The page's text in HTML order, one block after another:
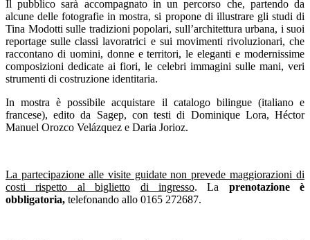
Il pubblico sarà accompagnato in un percorso che, partendo da
alcune delle fotografie in mostra, si propone di illustrare gli studi di
Tina Modotti sulle tradizioni popolari, sull’architettura urbana, i suoi
reportage sulle classi lavoratrici e sui movimenti rivoluzionari, che
raccontano di uomini, donne e territori, le eleganti e modernissime
composizioni dedicate ai fiori, le celebri immagini sulle mani, veri
strumenti di costruzione identitaria.
In mostra è possibile acquistare il catalogo bilingue (italiano e
francese), edito da Sagep, con testi di Dominique Lora, Héctor
Manuel Orozco Velázquez e Daria Jorioz.
La partecipazione alle visite guidate non prevede maggiorazioni di
costi rispetto al biglietto
di ingresso. La prenotazione è
obbligatoria, telefonando allo 0165 272687.